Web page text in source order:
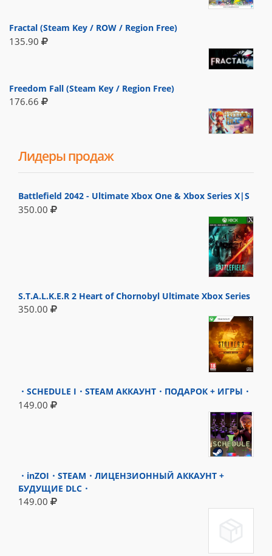
Fractal (Steam Key / ROW / Region Free)
135.90
Freedom Fall (Steam Key / Region Free)
176.66
Лидеры продаж
Battlefield 2042 - Ultimate Xbox One & Xbox Series X|S
350.00
S.T.A.L.K.E.R 2 Heart of Chornobyl Ultimate Xbox Series
350.00
・SCHEDULE I・STEAM АККАУНТ・ПОДАРОК + ИГРЫ・
149.00
・inZOI・STEAM・ЛИЦЕНЗИОННЫЙ АККАУНТ +
БУДУЩИЕ DLC・
149.00